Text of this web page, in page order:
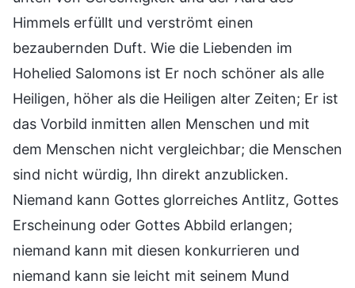
Himmels erfüllt und verströmt einen
bezaubernden Duft. Wie die Liebenden im
Hohelied Salomons ist Er noch schöner als alle
Heiligen, höher als die Heiligen alter Zeiten; Er ist
das Vorbild inmitten allen Menschen und mit
dem Menschen nicht vergleichbar; die Menschen
sind nicht würdig, Ihn direkt anzublicken.
Niemand kann Gottes glorreiches Antlitz, Gottes
Erscheinung oder Gottes Abbild erlangen;
niemand kann mit diesen konkurrieren und
niemand kann sie leicht mit seinem Mund